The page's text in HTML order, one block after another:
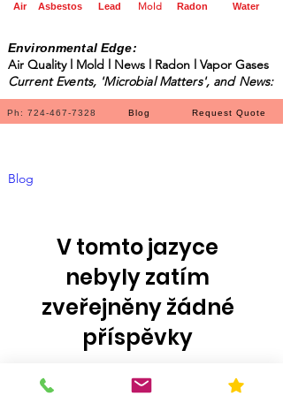
Air Asbestos Lead Mold Radon Water
Environmental Edge:
Air Quality l Mold l News l Radon l Vapor Gases
Current Events, 'Microbial Matters', and News:
Ph: 724-467-7328 Blog Request Quote
Blog
V tomto jazyce
nebyly zatím
zveřejněny žádné
příspěvky
uvidíte je zde.